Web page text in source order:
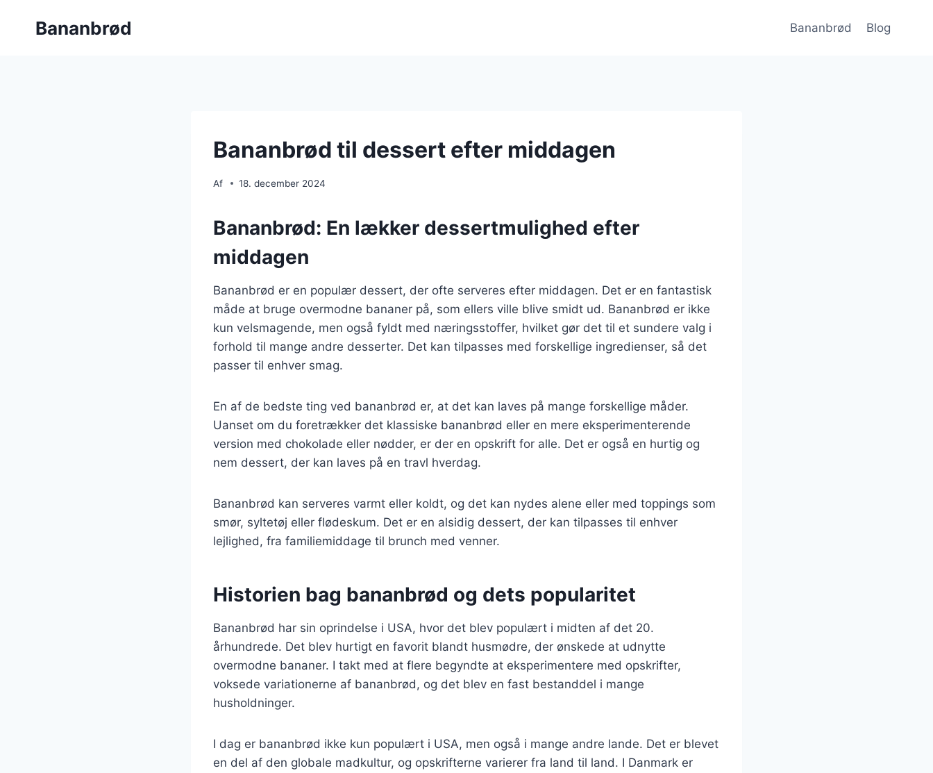
Bananbrød Bananbrød Blog
Bananbrød til dessert efter middagen
Af 18. december 2024
Bananbrød: En lækker dessertmulighed efter
middagen
Bananbrød er en populær dessert, der ofte serveres efter middagen. Det er en fantastisk
måde at bruge overmodne bananer på, som ellers ville blive smidt ud. Bananbrød er ikke
kun velsmagende, men også fyldt med næringsstoffer, hvilket gør det til et sundere valg i
forhold til mange andre desserter. Det kan tilpasses med forskellige ingredienser, så det
passer til enhver smag.
En af de bedste ting ved bananbrød er, at det kan laves på mange forskellige måder.
Uanset om du foretrækker det klassiske bananbrød eller en mere eksperimenterende
version med chokolade eller nødder, er der en opskrift for alle. Det er også en hurtig og
nem dessert, der kan laves på en travl hverdag.
Bananbrød kan serveres varmt eller koldt, og det kan nydes alene eller med toppings som
smør, syltetøj eller flødeskum. Det er en alsidig dessert, der kan tilpasses til enhver
lejlighed, fra familiemiddage til brunch med venner.
Historien bag bananbrød og dets popularitet
Bananbrød har sin oprindelse i USA, hvor det blev populært i midten af det 20.
århundrede. Det blev hurtigt en favorit blandt husmødre, der ønskede at udnytte
overmodne bananer. I takt med at flere begyndte at eksperimentere med opskrifter,
voksede variationerne af bananbrød, og det blev en fast bestanddel i mange
husholdninger.
I dag er bananbrød ikke kun populært i USA, men også i mange andre lande. Det er blevet
en del af den globale madkultur, og opskrifterne varierer fra land til land. I Danmark er